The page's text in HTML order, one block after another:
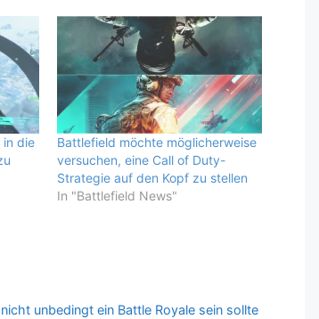
die
Battlefield möchte möglicherweise
versuchen, eine Call of Duty-
Strategie auf den Kopf zu stellen
In "Battlefield News"
unbedingt ein Battle Royale sein sollte